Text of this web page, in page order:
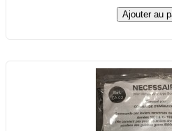
Ajouter au